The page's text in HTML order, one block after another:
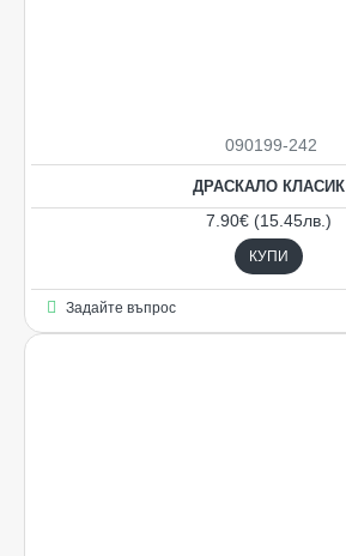
090199-242
ДРАСКАЛО КЛАСИК
7.90€ (15.45лв.)
КУПИ
Задайте въпрос